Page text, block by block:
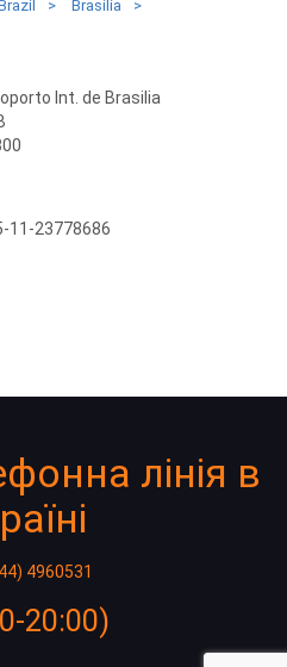
> Brasilia
>
Int. de Brasilia
11-23778686
лінія в
4960531
20:00)